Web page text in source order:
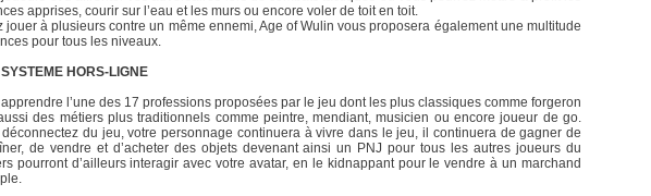
apprises, courir sur l’eau et les murs ou encore voler de toit en toit.
jouer à plusieurs contre un même ennemi, Age of Wulin vous proposera également une multitude
pour tous les niveaux.
HORS-LIGNE
l’une des 17 professions proposées par le jeu dont les plus classiques comme forgeron
des métiers plus traditionnels comme peintre, mendiant, musicien ou encore joueur de go.
du jeu, votre personnage continuera à vivre dans le jeu, il continuera de gagner de
de vendre et d’acheter des objets devenant ainsi un PNJ pour tous les autres joueurs du
pourront d’ailleurs interagir avec votre avatar, en le kidnappant pour le vendre à un marchand